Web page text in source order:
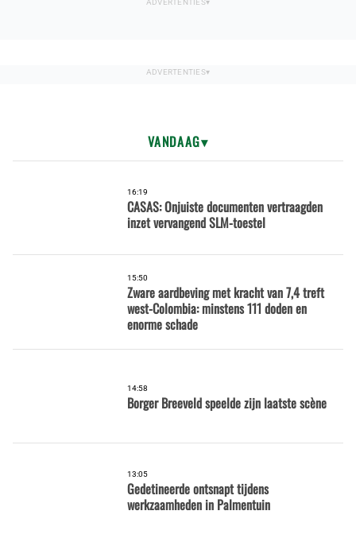
VANDAAG
16:19
CASAS: Onjuiste documenten vertraagden
inzet vervangend SLM-toestel
15:50
Zware aardbeving met kracht van 7,4 treft
west-Colombia: minstens 111 doden en
enorme schade
14:58
Borger Breeveld speelde zijn laatste scène
13:05
Gedetineerde ontsnapt tijdens
werkzaamheden in Palmentuin